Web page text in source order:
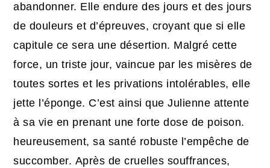
abandonner. Elle endure des jours et des jours
de douleurs et d’épreuves, croyant que si elle
capitule ce sera une désertion. Malgré cette
force, un triste jour, vaincue par les misères de
toutes sortes et les privations intolérables, elle
jette l’éponge. C’est ainsi que Julienne attente
à sa vie en prenant une forte dose de poison.
heureusement, sa santé robuste l’empêche de
succomber. Après de cruelles souffrances,